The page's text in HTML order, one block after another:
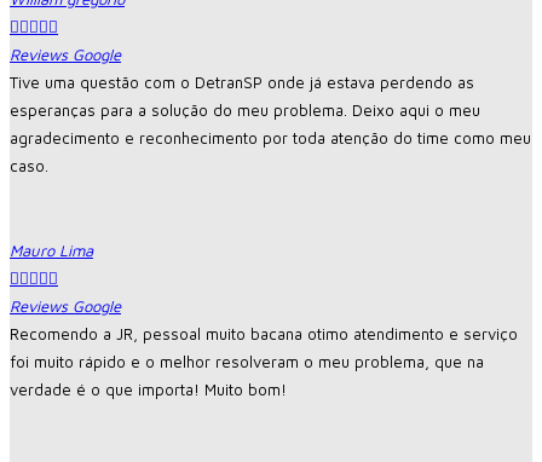

Reviews Google
Tive uma questão com o DetranSP onde já estava perdendo as
esperanças para a solução do meu problema. Deixo aqui o meu
agradecimento e reconhecimento por toda atenção do time como meu
caso.
Mauro Lima

Reviews Google
Recomendo a JR, pessoal muito bacana otimo atendimento e serviço
foi muito rápido e o melhor resolveram o meu problema, que na
verdade é o que importa! Muito bom!